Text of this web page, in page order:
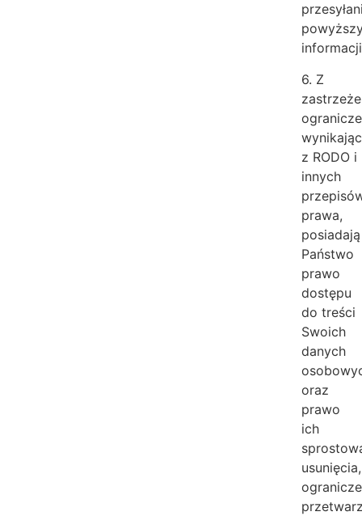
6. Z
z RODO i
innych
prawa,
posiadają
Państwo
prawo
dostępu
do treści
Swoich
danych
oraz
prawo
ich
usunięcia,